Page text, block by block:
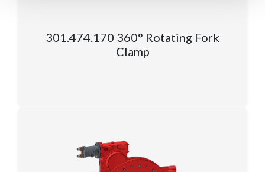
301.474.170 360° Rotating Fork
Clamp